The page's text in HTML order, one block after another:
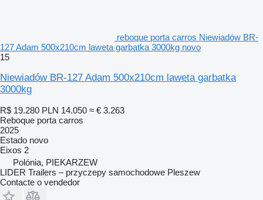
reboque porta carros Niewiadów BR-
127 Adam 500x210cm laweta garbatka 3000kg novo
15
Niewiadów BR-127 Adam 500x210cm laweta garbatka
3000kg
R$ 19.280 PLN 14.050 ≈ € 3.263
Reboque porta carros
2025
Estado novo
Eixos 2
Polónia, PIEKARZEW
LIDER Trailers – przyczepy samochodowe Pleszew
Contacte o vendedor